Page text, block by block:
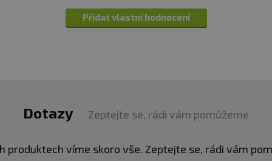
Přidat vlastní hodnocení
Dotazy Zeptejte se, rádi vám pomůžeme
produktech víme skoro vše. Zeptejte se, rádi vám